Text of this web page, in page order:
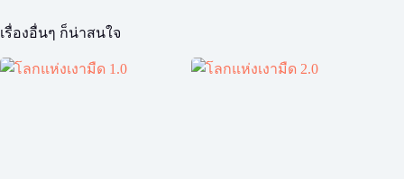
เรื่องอื่นๆ ก็น่าสนใจ